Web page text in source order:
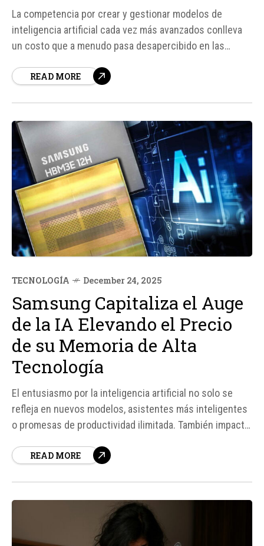
La competencia por crear y gestionar modelos de
inteligencia artificial cada vez más avanzados conlleva
un costo que a menudo pasa desapercibido en las
READ MORE
TECNOLOGÍA December 24, 2025
Samsung Capitaliza el Auge
de la IA Elevando el Precio
de su Memoria de Alta
Tecnología
El entusiasmo por la inteligencia artificial no solo se
refleja en nuevos modelos, asistentes más inteligentes
o promesas de productividad ilimitada. También impacta
READ MORE